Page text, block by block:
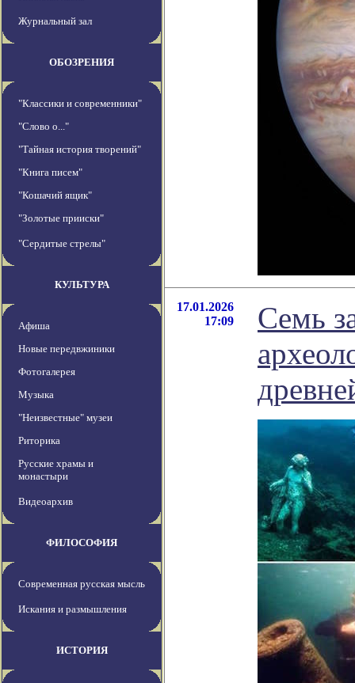
Журнальный зал
ОБОЗРЕНИЯ
"Классики и современники"
"Слово о..."
"Тайная история творений"
"Книга писем"
"Кошачий ящик"
"Золотые прииски"
"Сердитые стрелы"
КУЛЬТУРА
Афиша
Новые передвжиники
Фотогалерея
Музыка
"Неизвестные" музеи
Риторика
Русские храмы и
монастыри
Видеоархив
ФИЛОСОФИЯ
Современная русская мысль
Искания и размышления
ИСТОРИЯ
17.01.2026
17:09
Семь